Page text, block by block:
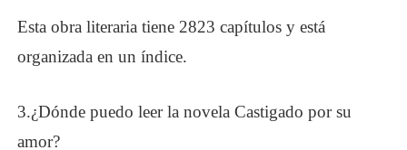
Esta obra literaria tiene 2823 capítulos y está
organizada en un índice.
3.¿Dónde puedo leer la novela Castigado por su
amor?